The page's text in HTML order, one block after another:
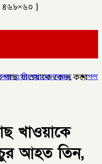
৪৬৮×৬০ ]
গলাচিপায় ১০ পিস ইয়াবাসহ যুবক
খাওয়াকে কেন্দ্র করে
খাওয়াকে
আহত তিন,